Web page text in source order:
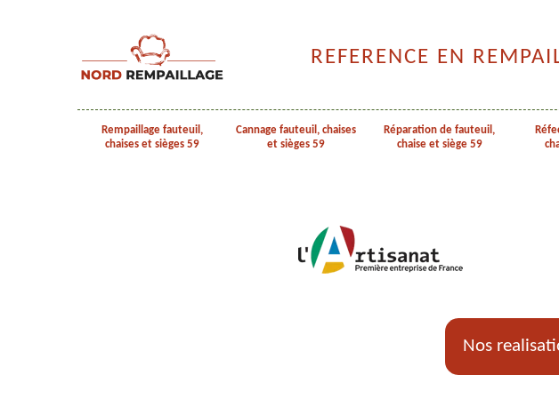
REFERENCE EN
Rempaillage fauteuil,
chaises et sièges 59
Cannage fauteuil, chaises
et sièges 59
Réparation de fauteuil,
chaise et siège 59
Nos